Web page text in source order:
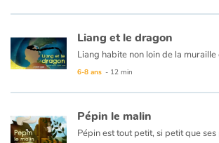
Liang et le dragon
6-8 ans - 12 min
Pépin le malin